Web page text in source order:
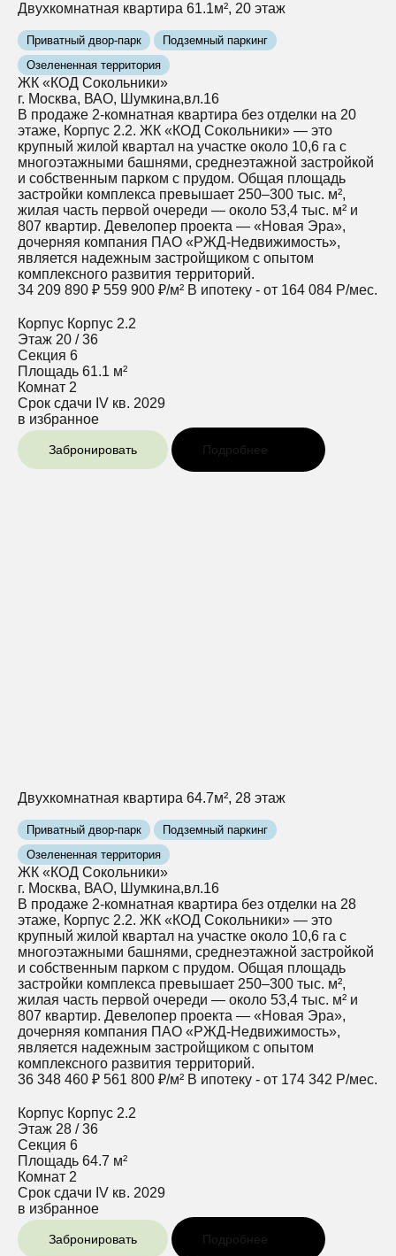
Двухкомнатная квартира 61.1м², 20 этаж
Приватный двор-парк
Подземный паркинг
Озелененная территория
ЖК «КОД Сокольники»
г. Москва, ВАО, Шумкина,вл.16
В продаже 2-комнатная квартира без отделки на 20
этаже, Корпус 2.2. ЖК «КОД Сокольники» — это
крупный жилой квартал на участке около 10,6 га с
многоэтажными башнями, среднеэтажной застройкой
и собственным парком с прудом. Общая площадь
застройки комплекса превышает 250–300 тыс. м²,
жилая часть первой очереди — около 53,4 тыс. м² и
807 квартир. Девелопер проекта — «Новая Эра»,
дочерняя компания ПАО «РЖД‑Недвижимость»,
является надежным застройщиком с опытом
комплексного развития территорий.
34 209 890 ₽ 559 900 ₽/м² В ипотеку - от 164 084 Р/мес.
Корпус Корпус 2.2
Этаж 20 / 36
Секция 6
Площадь 61.1 м²
Комнат 2
Срок сдачи IV кв. 2029
в избранное
Забронировать Подробнее
Двухкомнатная квартира 64.7м², 28 этаж
Приватный двор-парк
Подземный паркинг
Озелененная территория
ЖК «КОД Сокольники»
г. Москва, ВАО, Шумкина,вл.16
В продаже 2-комнатная квартира без отделки на 28
этаже, Корпус 2.2. ЖК «КОД Сокольники» — это
крупный жилой квартал на участке около 10,6 га с
многоэтажными башнями, среднеэтажной застройкой
и собственным парком с прудом. Общая площадь
застройки комплекса превышает 250–300 тыс. м²,
жилая часть первой очереди — около 53,4 тыс. м² и
807 квартир. Девелопер проекта — «Новая Эра»,
дочерняя компания ПАО «РЖД‑Недвижимость»,
является надежным застройщиком с опытом
комплексного развития территорий.
36 348 460 ₽ 561 800 ₽/м² В ипотеку - от 174 342 Р/мес.
Корпус Корпус 2.2
Этаж 28 / 36
Секция 6
Площадь 64.7 м²
Комнат 2
Срок сдачи IV кв. 2029
в избранное
Забронировать Подробнее